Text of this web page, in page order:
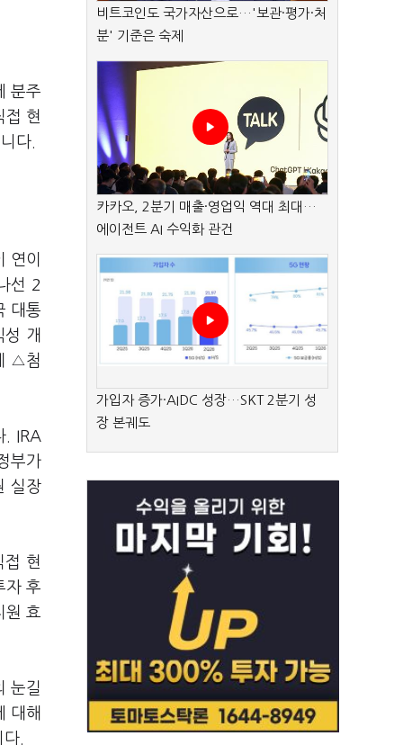
분주
접 현
다.
연이
선 2
대통
성 개
△첨
. IRA
부가
실장
접 현
자 후
원 효
눈길
대해
.
비트코인도 국가자산으로…'보관·평가·처
분' 기준은 숙제
카카오, 2분기 매출·영업익 역대 최대…
에이전트 AI 수익화 관건
가입자 증가·AIDC 성장…SKT 2분기 성
장 본궤도